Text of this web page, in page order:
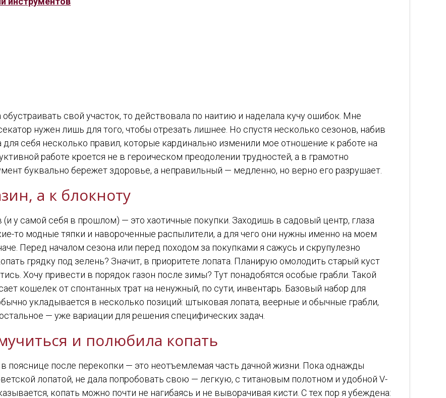
свой участок, то действовала по наитию и наделала кучу ошибок. Мне
нужен лишь для того, чтобы отрезать лишнее. Но спустя несколько сезонов, набив
себя несколько правил, которые кардинально изменили мое отношение к работе на
работе кроется не в героическом преодолении трудностей, а в грамотно
буквально бережет здоровье, а неправильный — медленно, но верно его разрушает.
а к блокноту
у самой себя в прошлом) — это хаотичные покупки. Заходишь в садовый центр, глаза
то модные тяпки и навороченные распылители, а для чего они нужны именно на моем
Перед началом сезона или перед походом за покупками я сажусь и скрупулезно
грядку под зелень? Значит, в приоритете лопата. Планирую омолодить старый куст
Хочу привести в порядок газон после зимы? Тут понадобятся особые грабли. Такой
кошелек от спонтанных трат на ненужный, по сути, инвентарь. Базовый набор для
укладывается в несколько позиций: штыковая лопата, веерные и обычные грабли,
— уже вариации для решения специфических задач.
и полюбила копать
пояснице после перекопки — это неотъемлемая часть дачной жизни. Пока однажды
лопатой, не дала попробовать свою — легкую, с титановым полотном и удобной V-
копать можно почти не нагибаясь и не выворачивая кисти. С тех пор я убеждена: